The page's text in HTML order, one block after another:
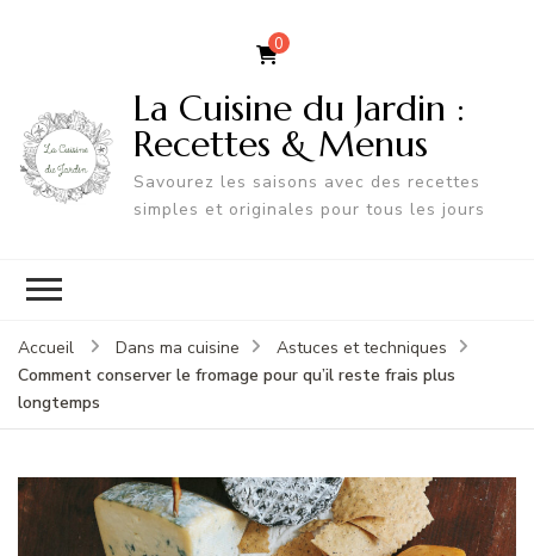
0
La Cuisine du Jardin :
Recettes & Menus
Savourez les saisons avec des recettes
simples et originales pour tous les jours
Accueil Dans ma cuisine
Astuces et techniques
Comment conserver le fromage pour qu’il reste frais plus
longtemps